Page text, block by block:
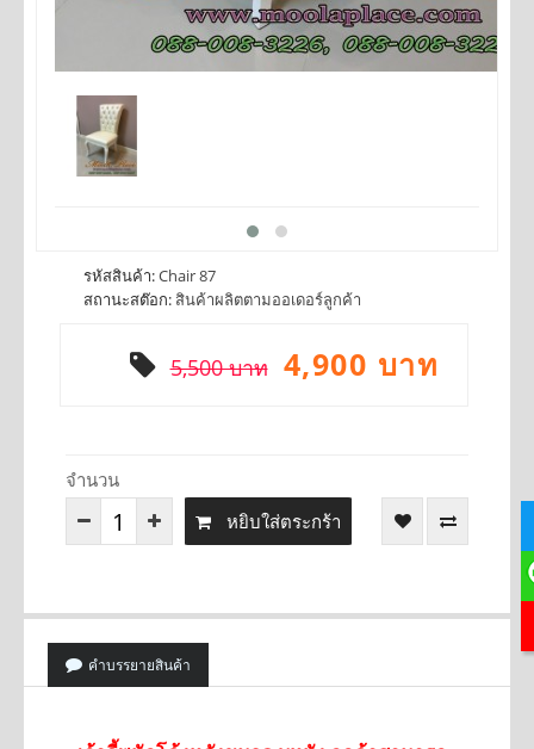
รหัสสินค้า:Chair 87
สถานะสต๊อก: สินค้าผลิตตามออเดอร์ลูกค้า
5,500 บาท 4,900 บาท
จำนวน
หยิบใส่ตระกร้า
คำบรรยายสินค้า